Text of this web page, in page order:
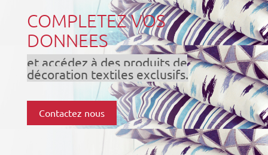
COMPLETEZ VOS
DONNEES
et accédez à des produits de
décoration textiles exclusifs.
Contactez nous